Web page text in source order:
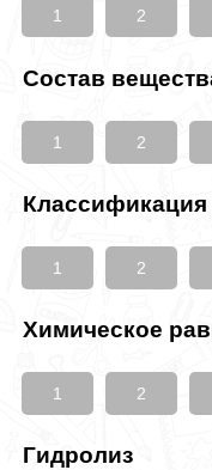
1 2
Состав
1 2
Классификация
1 2
Химическое
1 2
Гидролиз